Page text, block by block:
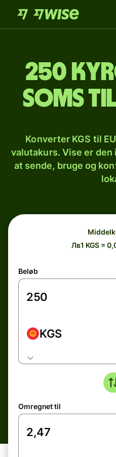
250
soms
Konverter KGS til
valutakurs. Vise er
at sende, bruge og
Лв1 KGS =
Beløb
KGS
Omregnet til